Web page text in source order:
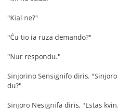
"Kial ne?"
"Ĉu tio ia ruza demando?"
"Nur respondu."
Sinjorino Sensignifo diris,
du?"
Sinjoro Nesignifa diris, "Estas